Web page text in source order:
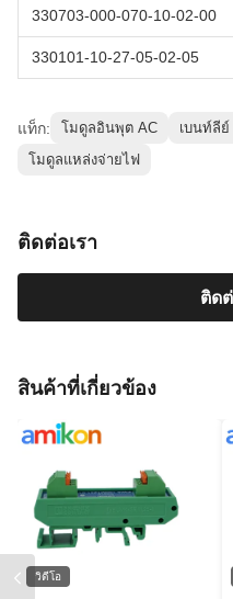
330703-000-070-10-02-00
330101-10-27-05-02-05
แท็ก: โมดูลอินพุต AC
เบนท์ลีย์
โมดูลแหล่งจ่ายไฟ
ติดต่อเรา
ติด
สินค้าที่เกี่ยวข้อง
วิดีโอ